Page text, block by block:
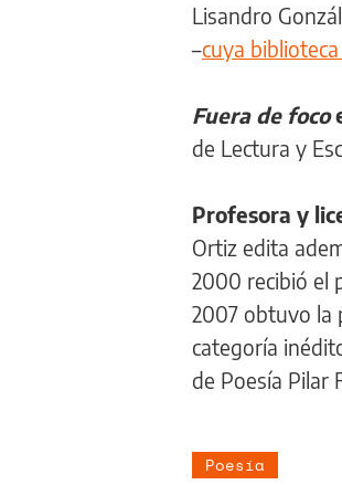
Lisandro
–cuya
Fuera de foco
de Lectura y
Profesora y
Ortiz edita
2000 recibió el
2007 obtuvo la
categoría
de Poesía Pilar
Poesía